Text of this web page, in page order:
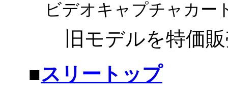
ビデオキャプチャカー
旧モデルを特価販
■スリートップ